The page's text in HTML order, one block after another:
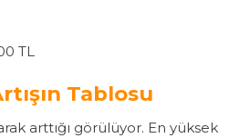
TL
Tablosu
arttığı görülüyor. En yüksek